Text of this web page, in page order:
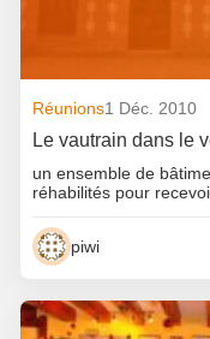
Réunions1 Déc. 2010
Le vautrain dans le
un ensemble de
réhabilités pour
piwi